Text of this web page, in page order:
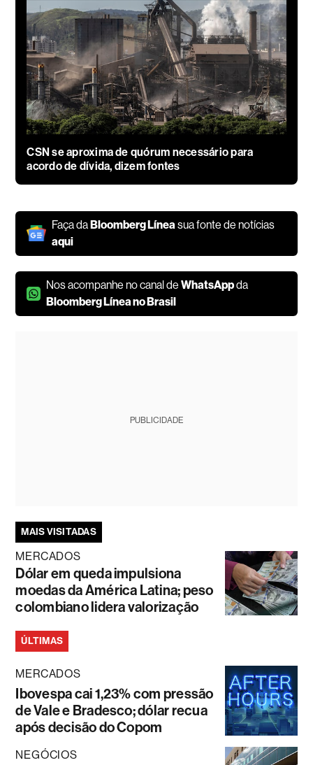
CSN se aproxima de quórum necessário para
acordo de dívida, dizem fontes
Faça daBloomberg Línea sua fonte de notícias
aqui
Nos acompanhe no canal deWhatsAppda
Bloomberg Línea no Brasil
PUBLICIDADE
MAIS VISITADAS
MERCADOS
Dólar em queda impulsiona
moedas da América Latina; peso
colombiano lidera valorização
ÚLTIMAS
MERCADOS
Ibovespa cai 1,23% com pressão
de Vale e Bradesco; dólar recua
após decisão do Copom
NEGÓCIOS